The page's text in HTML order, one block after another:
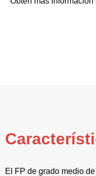
El FP de grado medio